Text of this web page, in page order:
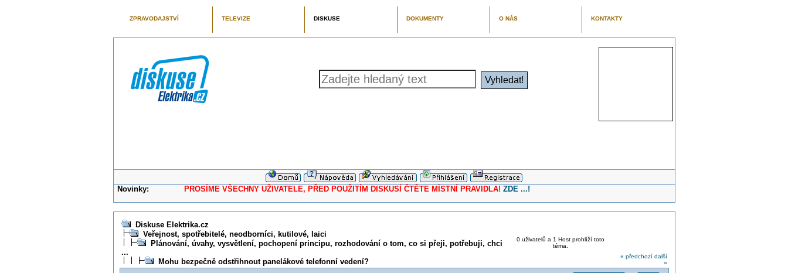
ZPRAVODAJSTVÍ TELEVIZE DISKUSE DOKUMENTY O NÁS KONTAKTY
Novinky: PROSÍME VŠECHNY UŽIVATELE, PŘED POUŽITÍM DISKUSÍ ČTĚTE MÍSTNÍ PRAVIDLA! ZDE ...!
Diskuse Elektrika.cz
Veřejnost, spotřebitelé, neodborníci, kutilové, laici
Plánování, úvahy, vysvětlení, pochopení principu, rozhodování o tom, co si přeji, potřebuji, chci
...
Mohu bezpečně odstřihnout panelákové telefonní vedení?
0 uživatelů a 1 Host prohlíží toto
téma.
« předchozí další
»